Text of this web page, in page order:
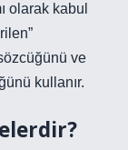
olarak kabul
ve
kullanır.